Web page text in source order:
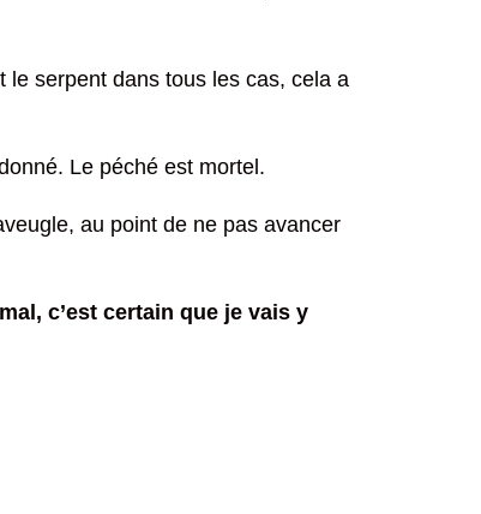
le serpent dans tous les cas, cela a
Le péché est mortel.
au point de ne pas avancer
c’est certain que je vais y